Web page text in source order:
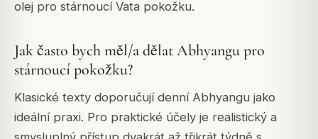
olej pro stárnoucí Vata pokožku.
Jak často bych měl/a dělat Abhyangu pro
stárnoucí pokožku?
Klasické texty doporučují denní Abhyangu jako
ideální praxi. Pro praktické účely je realistický a